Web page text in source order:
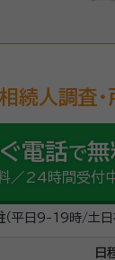
相続人調査
電話で無
／24時間受付
（平日9-19時/土日
日